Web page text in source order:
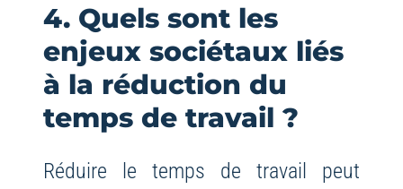
4. Quels sont les
enjeux sociétaux liés
à la réduction du
temps de travail ?
Réduire le temps de travail peut